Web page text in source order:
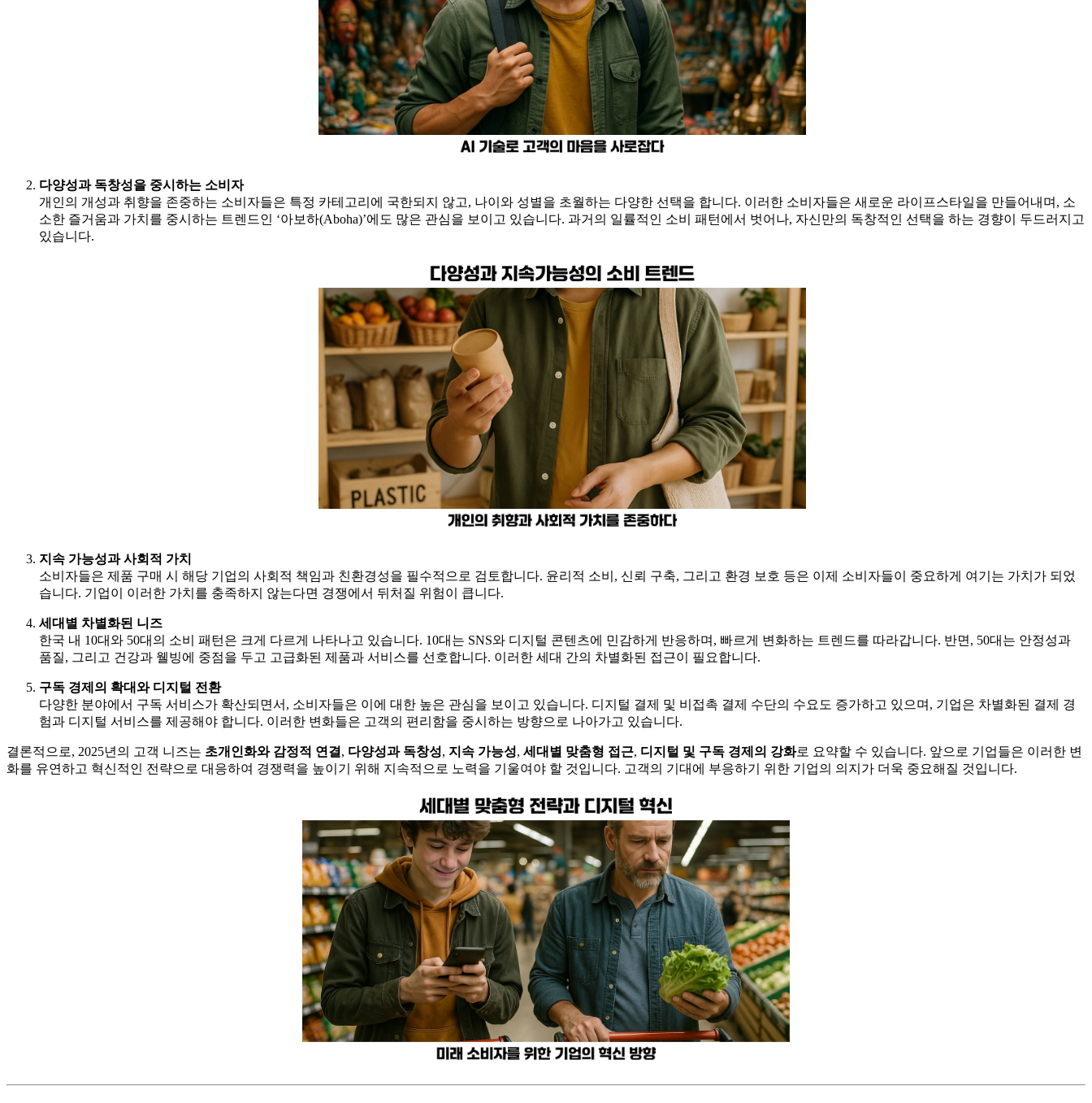
다양성과 독창성을 중시하는 소비자
개인의 개성과 취향을 존중하는 소비자들은 특정 카테고리에 국한되지 않고, 나이와 성별을 초월하는 다양한 선택을 합니다. 이러한 소비자들은 새로운 라이프스타일을 만들어내며, 소
소한 즐거움과 가치를 중시하는 트렌드인 ‘아보하(Aboha)’에도 많은 관심을 보이고 있습니다. 과거의 일률적인 소비 패턴에서 벗어나, 자신만의 독창적인 선택을 하는 경향이 두드러지고
있습니다.
지속 가능성과 사회적 가치
소비자들은 제품 구매 시 해당 기업의 사회적 책임과 친환경성을 필수적으로 검토합니다. 윤리적 소비, 신뢰 구축, 그리고 환경 보호 등은 이제 소비자들이 중요하게 여기는 가치가 되었
습니다. 기업이 이러한 가치를 충족하지 않는다면 경쟁에서 뒤처질 위험이 큽니다.
세대별 차별화된 니즈
한국 내 10대와 50대의 소비 패턴은 크게 다르게 나타나고 있습니다. 10대는 SNS와 디지털 콘텐츠에 민감하게 반응하며, 빠르게 변화하는 트렌드를 따라갑니다. 반면, 50대는 안정성과
품질, 그리고 건강과 웰빙에 중점을 두고 고급화된 제품과 서비스를 선호합니다. 이러한 세대 간의 차별화된 접근이 필요합니다.
구독 경제의 확대와 디지털 전환
다양한 분야에서 구독 서비스가 확산되면서, 소비자들은 이에 대한 높은 관심을 보이고 있습니다. 디지털 결제 및 비접촉 결제 수단의 수요도 증가하고 있으며, 기업은 차별화된 결제 경
험과 디지털 서비스를 제공해야 합니다. 이러한 변화들은 고객의 편리함을 중시하는 방향으로 나아가고 있습니다.
결론적으로, 2025년의 고객 니즈는 초개인화와 감정적 연결 , 다양성과 독창성, 지속 가능성, 세대별 맞춤형 접근, 디지털 및 구독 경제의 강화로 요약할 수 있습니다. 앞으로 기업들은 이러한 변
화를 유연하고 혁신적인 전략으로 대응하여 경쟁력을 높이기 위해 지속적으로 노력을 기울여야 할 것입니다. 고객의 기대에 부응하기 위한 기업의 의지가 더욱 중요해질 것입니다.